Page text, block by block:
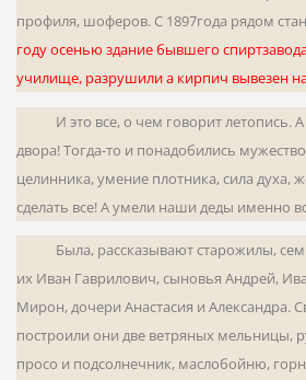
профиля, шоферов. С 1897года рядом
году осенью здание бывшего
училище, разрушили а кирпич вывезен
И это все, о чем говорит летопись. А
двора! Тогда-то и понадоби­лись
целинника, уме­ние плотника, сила духа,
сделать все! А умели наши деды именно
Была, рассказывают старожилы,
их Иван Гаврилович, сыновья Андрей,
Мирон, дочери Анаста­сия и Александра.
построили они две ветряных мельницы,
просо и подсолнечник, маслобойню,